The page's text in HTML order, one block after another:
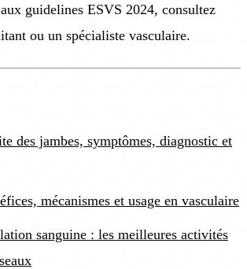
guidelines ESVS 2024, consultez
ou un spécialiste vasculaire.
des jambes, symptômes, diagnostic et
mécanismes et usage en vasculaire
sanguine : les meilleures activités